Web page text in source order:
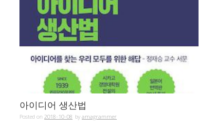
아이디어 생산법
Posted on 2018-10-08 byamagrammer